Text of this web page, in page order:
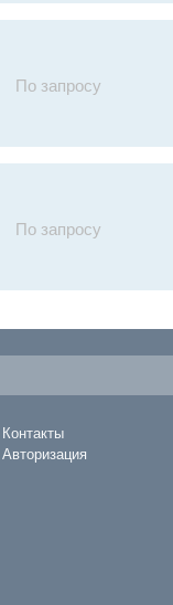
По запросу
По запросу
Контакты
Авторизация